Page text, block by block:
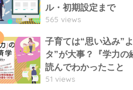
ル・初期設定まで
565 views
子育ては“思い込み”
タ”が大事？『学力の
読んでわかったこと
51 views